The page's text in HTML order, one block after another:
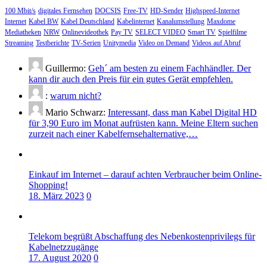
100 Mbit/s digitales Fernsehen DOCSIS Free-TV HD-Sender Highspeed-Internet
Internet Kabel BW Kabel Deutschland Kabelinternet Kanalumstellung Maxdome
Mediatheken NRW Onlinevideothek Pay TV SELECT VIDEO Smart TV Spielfilme
Streaming Testberichte TV-Serien Unitymedia Video on Demand Videos auf Abruf
Guillermo: Geh´ am besten zu einem Fachhändler. Der
kann dir auch den Preis für ein gutes Gerät empfehlen.
: warum nicht?
Mario Schwarz: Interessant, dass man Kabel Digital HD
für 3,90 Euro im Monat aufrüsten kann. Meine Eltern suchen
zurzeit nach einer Kabelfernsehalternative,…
Einkauf im Internet – darauf achten Verbraucher beim Online-
Shopping!
18. März 2023 0
Telekom begrüßt Abschaffung des Nebenkostenprivilegs für
Kabelnetzzugänge
17. August 2020 0